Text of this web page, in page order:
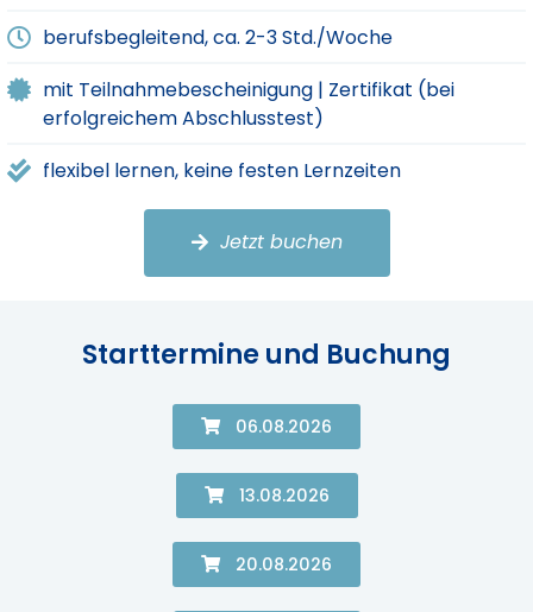
berufsbegleitend, ca. 2-3 Std./Woche
mit Teilnahmebescheinigung | Zertifikat (bei
erfolgreichem Abschlusstest)
flexibel lernen, keine festen Lernzeiten
Jetzt buchen
Starttermine und Buchung
06.08.2026
13.08.2026
20.08.2026